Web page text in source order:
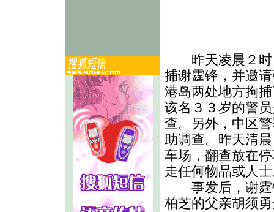
昨天凌晨２时
捕谢霆锋，并邀
港岛两处地方拘
该名３３岁的警
查。另外，中区
助调查。昨天清
车场，翻查放在
走任何物品或人
事发后，谢霆
柏芝的父亲胡须